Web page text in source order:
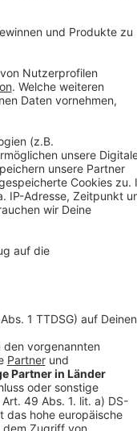
Singles,
Später folgte
in schwierigen
These Nights"
It Feel?", die das
Ihre
Video-
einen
um
Dieser Service
sammeln.
durch und
Service zu, um
anzusehen.